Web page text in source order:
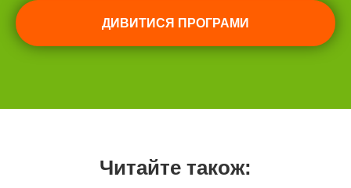
ДИВИТИСЯ ПРОГРАМИ
Читайте також: